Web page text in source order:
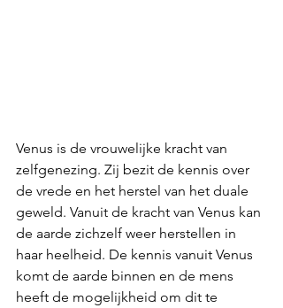
Venus is de vrouwelijke kracht van
zelfgenezing. Zij bezit de kennis over
de vrede en het herstel van het duale
geweld. Vanuit de kracht van Venus kan
de aarde zichzelf weer herstellen in
haar heelheid. De kennis vanuit Venus
komt de aarde binnen en de mens
heeft de mogelijkheid om dit te